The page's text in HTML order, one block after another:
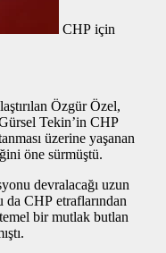
CHP için
Özgür Özel,
Tekin’in CHP
üzerine yaşanan
öne sürmüştü.
devralacağı uzun
CHP etraflarından
bir mutlak butlan